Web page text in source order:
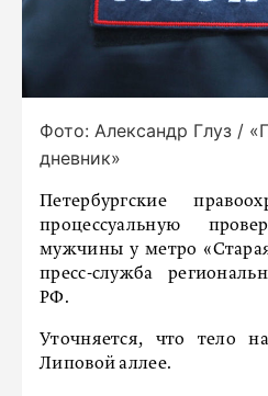
Фото: Александр Глуз /
дневник»
Петербургские
процессуальную
мужчины у метро
пресс-служба
РФ.
Уточняется, что тело
Липовой аллее.